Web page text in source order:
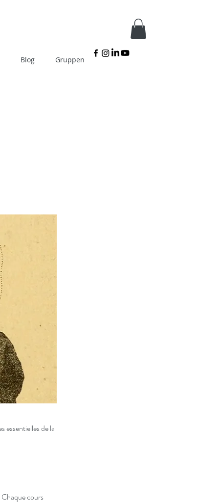
Blog Gruppen
essentielles de la
cours